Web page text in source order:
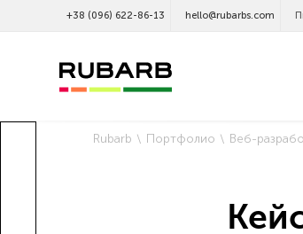
+38 (096) 622-86-13 hello@rubarbs.com
Rubarb Портфолио Веб-